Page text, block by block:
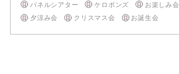
パネルシアター ケロポンズ
お楽しみ会
夕涼み会
クリスマス会 お誕生会